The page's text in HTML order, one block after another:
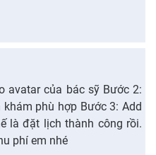
avatar của bác sỹ Bước 2:
khám phù hợp Bước 3: Add
là đặt lịch thành công rồi.
phí em nhé